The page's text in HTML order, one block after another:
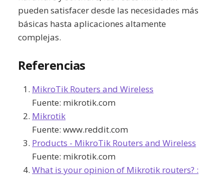
pueden satisfacer desde las necesidades más
básicas hasta aplicaciones altamente
complejas.
Referencias
MikroTik Routers and Wireless
Fuente: mikrotik.com
Mikrotik
Fuente: www.reddit.com
Products - MikroTik Routers and Wireless
Fuente: mikrotik.com
What is your opinion of Mikrotik routers? :